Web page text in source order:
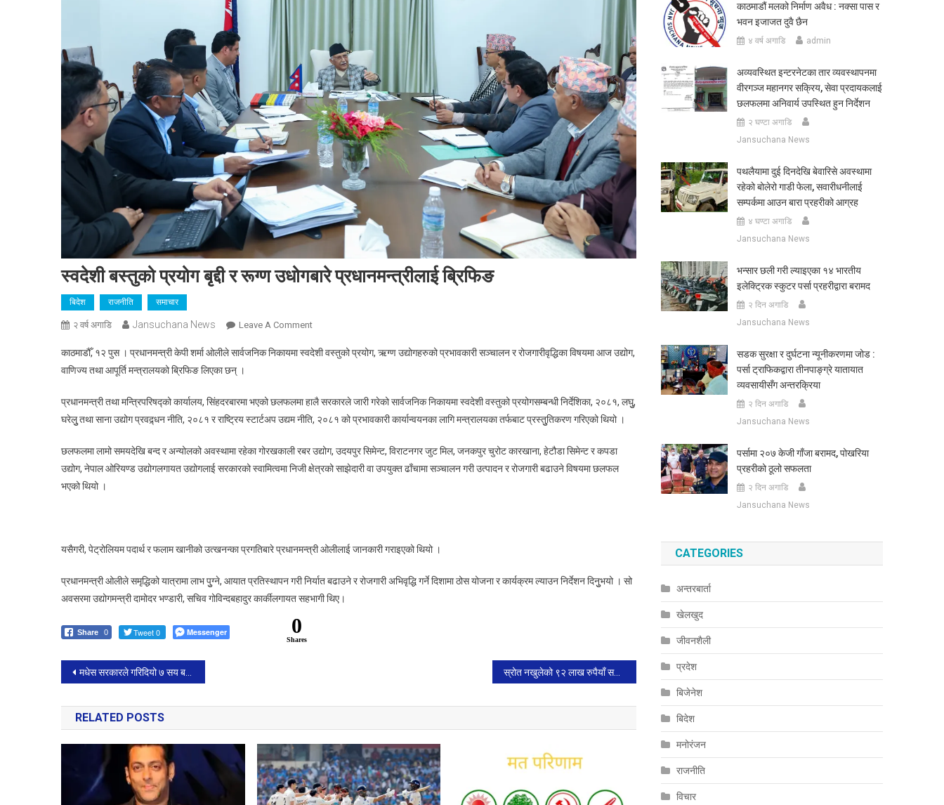
स्वदेशी बस्तुको प्रयोग बृद्दी र रूग्ण उधोगबारे प्रधानमन्त्रीलाई ब्रिफिङ
बिदेश राजनीति समाचार
२ वर्ष अगाडि Jansuchana News Leave A CommentOn
बस्तुको
र
रूग्ण
प्रधानमन्त्रीलाई
ब्रिफिङ
काठमाडौँ, १२ पुस । प्रधानमन्त्री केपी शर्मा ओलीले सार्वजनिक निकायमा स्वदेशी वस्तुको प्रयोग, ऋग्ण उद्योगहरुको प्रभावकारी सञ्चालन र रोजगारीवृद्धिका विषयमा आज उद्योग,
वाणिज्य तथा आपूर्ति मन्त्रालयको ब्रिफिङ लिएका छन् ।
प्रधानमन्त्री तथा मन्त्रिपरिषद्को कार्यालय, सिंहदरबारमा भएको छलफलमा हालै सरकारले जारी गरेको सार्वजनिक निकायमा स्वदेशी वस्तुको प्रयोगसम्बन्धी निर्देशिका, २०८१, लघुु,
घरेलुु तथा साना उद्योग प्रवद्र्धन नीति, २०८१ र राष्ट्रिय स्टार्टअप उद्यम नीति, २०८१ को प्रभावकारी कार्यान्वयनका लागि मन्त्रालयका तर्फबाट प्रस्तुुतिकरण गरिएको थियो ।
छलफलमा लामो समयदेखि बन्द र अन्योलको अवस्थामा रहेका गोरखकाली रबर उद्योग, उदयपुर सिमेन्ट, विराटनगर जुट मिल, जनकपुर चुरोट कारखाना, हेटौडा सिमेन्ट र कपडा
उद्योग, नेपाल ओरियण्ड उद्योगलगायत उद्योगलाई सरकारको स्वामित्वमा निजी क्षेत्रको साझेदारी वा उपयुक्त ढाँचामा सञ्चालन गरी उत्पादन र रोजगारी बढाउने विषयमा छलफल
भएको थियो ।
यसैगरी, पेट्रोलियम पदार्थ र फलाम खानीको उत्खनन्का प्रगतिबारे प्रधानमन्त्री ओलीलाई जानकारी गराइएको थियो ।
प्रधानमन्त्री ओलीले समृद्धिको यात्रामा लाभ पुुग्ने, आयात प्रतिस्थापन गरी निर्यात बढाउने र रोजगारी अभिवृद्धि गर्ने दिशामा ठोस योजना र कार्यक्रम ल्याउन निर्देशन दिनुुभयो । सो
अवसरमा उद्योगमन्त्री दामोदर भण्डारी, सचिव गोविन्दबहादुर कार्कीलगायत सहभागी थिए।
Share 0 Tweet 0 Messenger 0
Shares
Post
navigation
मधेस सरकारले गरिदियो ७ सय बढी पत्रकारको स्वास्थ्य बिमा स्रोत नखुलेको ९२ लाख रुपैयाँ सहित तीन जना पक्राउ
RELATED POSTS
काठमाडौं मलको निर्माण अवैध : नक्सा पास र
भवन इजाजत दुवै छैन
४ वर्ष अगाडि admin
अव्यवस्थित इन्टरनेटका तार व्यवस्थापनमा
वीरगञ्ज महानगर सक्रिय, सेवा प्रदायकलाई
छलफलमा अनिवार्य उपस्थित हुन निर्देशन
२ घण्टा अगाडि
Jansuchana News
पथलैयामा दुई दिनदेखि बेवारिसे अवस्थामा
रहेको बोलेरो गाडी फेला, सवारीधनीलाई
सम्पर्कमा आउन बारा प्रहरीको आग्रह
४ घण्टा अगाडि
Jansuchana News
भन्सार छली गरी ल्याइएका १४ भारतीय
इलेक्ट्रिक स्कुटर पर्सा प्रहरीद्वारा बरामद
२ दिन अगाडि
Jansuchana News
सडक सुरक्षा र दुर्घटना न्यूनीकरणमा जोड :
पर्सा ट्राफिकद्वारा तीनपाङ्ग्रे यातायात
व्यवसायीसँग अन्तरक्रिया
२ दिन अगाडि
Jansuchana News
पर्सामा २०७ केजी गाँजा बरामद, पोखरिया
प्रहरीको ठूलो सफलता
२ दिन अगाडि
Jansuchana News
CATEGORIES
अन्तरबार्ता
खेलखुद
जीवनशैली
प्रदेश
बिजेनेश
बिदेश
मनोरंजन
राजनीति
विचार